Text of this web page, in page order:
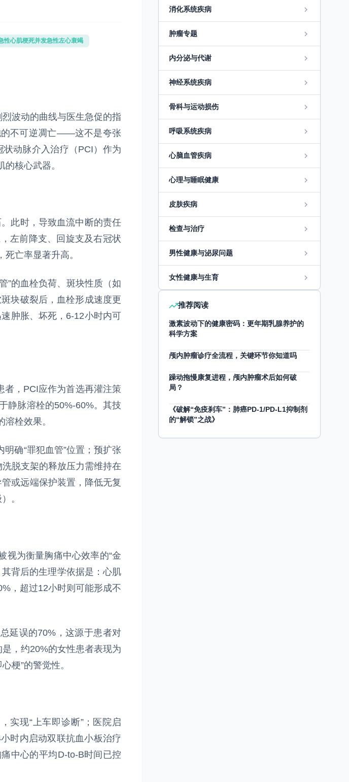
性心肌梗死并发急性左心衰竭
波动的曲线与医生急促的指
的不可逆凋亡——这不是夸张
动脉介入治疗（PCI）作为
核心武器。
此时，导致血流中断的责任
左前降支、回旋支及右冠状
亡率显著升高。
”的血栓负荷、斑块性质（如
块破裂后，血栓形成速度更
肿胀、坏死，6-12小时内可
者，PCI应作为首选再灌注策
静脉溶栓的50%-60%。其技
栓效果。
确“罪犯血管”位置；预扩张
脱支架的释放压力需维持在
或远端保护装置，降低无复
。
视为衡量胸痛中心效率的“金
背后的生理学依据是：心肌
，超过12小时则可能形成不
延误的70%，这源于患者对
，约20%的女性患者表现为
梗”的警觉性。
实现“上车即诊断”；医院启
时内启动双联抗血小板治疗
中心的平均D-to-B时间已控
消化系统疾病
肿瘤专题
内分泌与代谢
神经系统疾病
骨科与运动损伤
呼吸系统疾病
心脑血管疾病
心理与睡眠健康
皮肤疾病
检查与治疗
男性健康与泌尿问题
女性健康与生育
推荐阅读
激素波动下的健康密码：更年期乳腺养护的
科学方案
颅内肿瘤诊疗全流程，关键环节你知道吗
躁动拖慢康复进程，颅内肿瘤术后如何破
局？
《破解“免疫刹车”：肺癌PD-1/PD-L1抑制剂
的“解锁”之战》